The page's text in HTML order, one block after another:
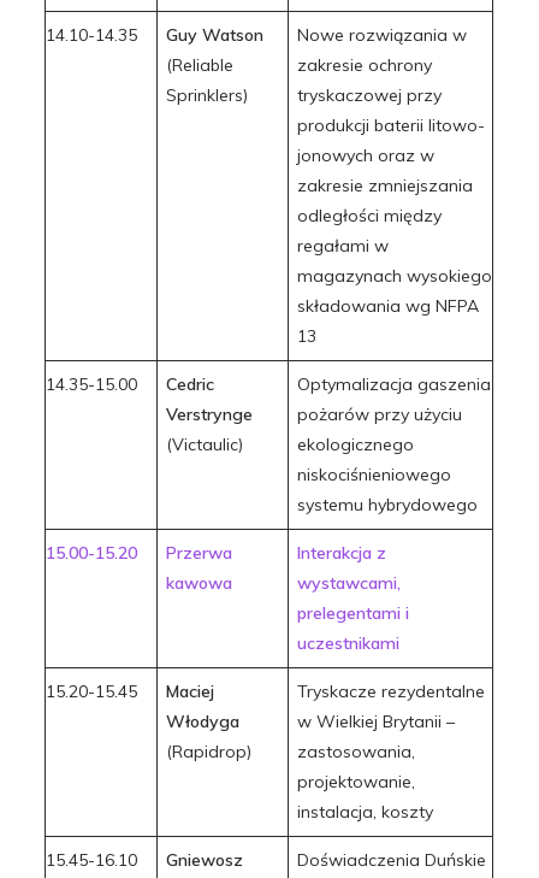
14.10-14.35
Guy Watson
(Reliable
Sprinklers)
Nowe rozwiązania w
zakresie ochrony
tryskaczowej przy
produkcji baterii litowo-
jonowych oraz w
zakresie zmniejszania
odległości między
regałami w
magazynach wysokiego
składowania wg NFPA
13
14.35-15.00
Cedric
Verstrynge
(Victaulic)
Optymalizacja gaszenia
pożarów przy użyciu
ekologicznego
niskociśnieniowego
systemu hybrydowego
15.00-15.20
Przerwa
kawowa
Interakcja z
wystawcami,
prelegentami i
uczestnikami
15.20-15.45
Maciej
Włodyga
(Rapidrop)
Tryskacze rezydentalne
w Wielkiej Brytanii –
zastosowania,
projektowanie,
instalacja, koszty
15.45-16.10
Gniewosz
Doświadczenia Duńskie